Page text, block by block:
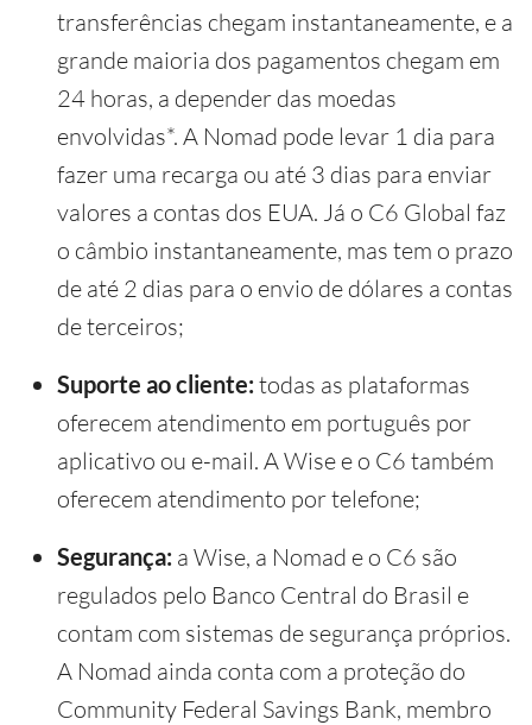
transferências chegam instantaneamente, e a
grande maioria dos pagamentos chegam em
24 horas, a depender das moedas
envolvidas*. A Nomad pode levar 1 dia para
fazer uma recarga ou até 3 dias para enviar
valores a contas dos EUA. Já o C6 Global faz
o câmbio instantaneamente, mas tem o prazo
de até 2 dias para o envio de dólares a contas
de terceiros;
Suporte ao cliente: todas as plataformas
oferecem atendimento em português por
aplicativo ou e-mail. A Wise e o C6 também
oferecem atendimento por telefone;
Segurança: a Wise, a Nomad e o C6 são
regulados pelo Banco Central do Brasil e
contam com sistemas de segurança próprios.
A Nomad ainda conta com a proteção do
Community Federal Savings Bank, membro